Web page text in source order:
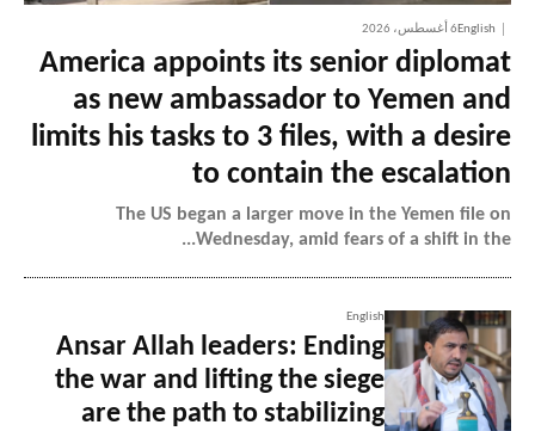
English6 أغسطس، 2026
America appoints its senior diplomat
as new ambassador to Yemen and
limits his tasks to 3 files, with a desire
to contain the escalation
The US began a larger move in the Yemen file on
Wednesday, amid fears of a shift in the...
English
Ansar Allah leaders: Ending
the war and lifting the siege
are the path to stabilizing